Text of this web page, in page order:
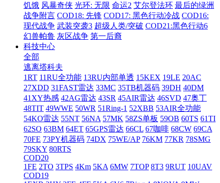
饥饿 风暴奇侠 光环: 无限 命运2 艾尔登法环 最后的绿洲
战争附言 COD18: 先锋 COD17: 黑色行动冷战 COD16:
现代战争 武装突袭3 超级人类/突破 COD21:黑色行动6
幻兽帕鲁 灰区战争 第一后裔
科技中心
全部
逃离塔科夫
1RT 11RU全功能 13RU内部单透 15KEX 19LE 20AC
27XDD 31FAST雷达 33MC 35TB机器码 39DH 40DM
41XY热感 42AG雷达 43SR 45AIR雷达 46SVD 47奥丁
48TIT 49WWE 50WR 51Ring-1 52XBB 53AIR全功能
54KO雷达 55NT 56NA 57MK 58ZS单板 59OB 60TS 61TI
62SO 63BM 64ET 65GPS雷达 66CL 67咖啡 68CW 69CA
70FE 73PY机器码 74DX 75WE/AP 76KM 77KR 78SMG
79SKY 80RTS
COD20
1FE 2TO 3TPS 4Km 5KA 6MW 7TOP 8T3 9RUT 10UAV
COD19